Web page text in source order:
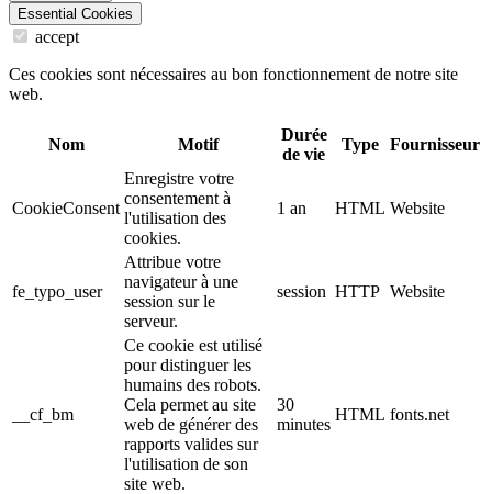
Essential Cookies
accept
Ces cookies sont nécessaires au bon fonctionnement de notre site
web.
Nom Motif
Durée
de vie
Type Fournisseur
CookieConsent
Enregistre votre
consentement à
l'utilisation des
cookies.
1 an HTML Website
fe_typo_user
Attribue votre
navigateur à une
session sur le
serveur.
session HTTP Website
__cf_bm
Ce cookie est utilisé
pour distinguer les
humains des robots.
Cela permet au site
web de générer des
rapports valides sur
l'utilisation de son
site web.
30
minutes
HTML fonts.net